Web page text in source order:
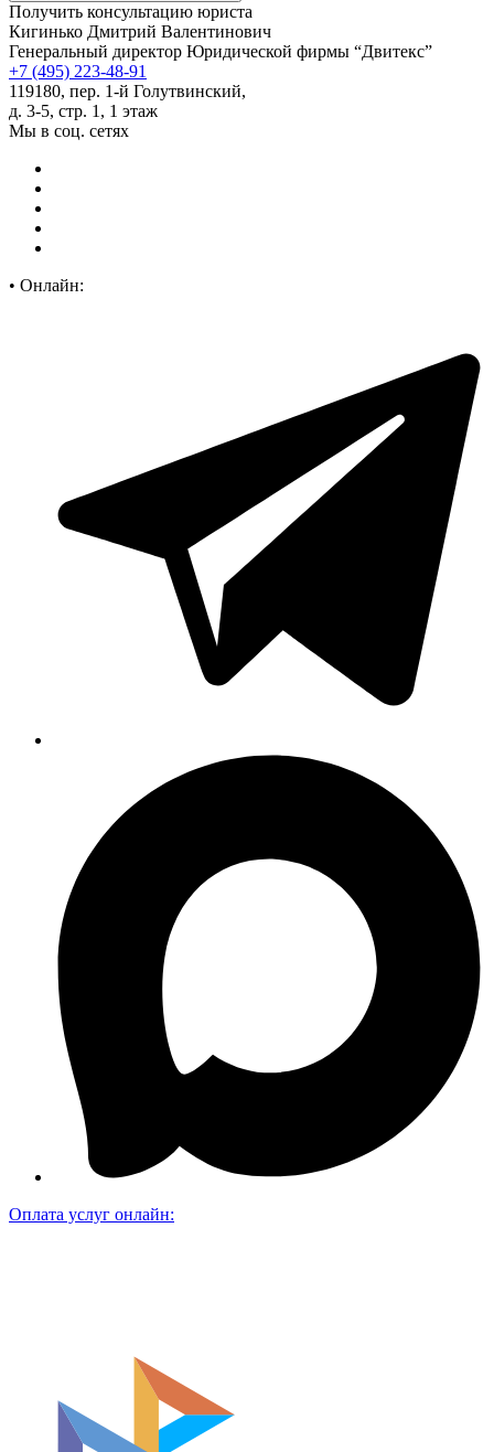
Получить консультацию юриста
Кигинько Дмитрий Валентинович
Генеральный директор Юридической фирмы “Двитекс”
+7 (495) 223-48-91
119180, пер. 1-й Голутвинский,
д. 3-5, стр. 1, 1 этаж
Мы в соц. сетях
• Онлайн:
Оплата услуг онлайн: